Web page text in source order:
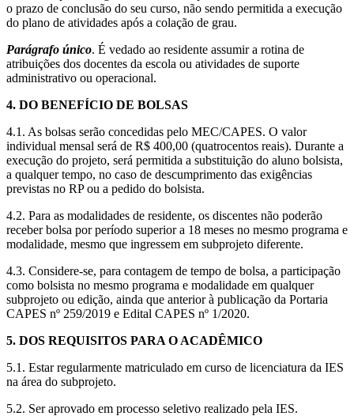
o prazo de conclusão do seu curso, não sendo permitida a execução
do plano de atividades após a colação de grau.
Parágrafo único. É vedado ao residente assumir a rotina de
atribuições dos docentes da escola ou atividades de suporte
administrativo ou operacional.
4. DO BENEFÍCIO DE BOLSAS
4.1. As bolsas serão concedidas pelo MEC/CAPES. O valor
individual mensal será de R$ 400,00 (quatrocentos reais). Durante a
execução do projeto, será permitida a substituição do aluno bolsista,
a qualquer tempo, no caso de descumprimento das exigências
previstas no RP ou a pedido do bolsista.
4.2. Para as modalidades de residente, os discentes não poderão
receber bolsa por período superior a 18 meses no mesmo programa e
modalidade, mesmo que ingressem em subprojeto diferente.
4.3. Considere-se, para contagem de tempo de bolsa, a participação
como bolsista no mesmo programa e modalidade em qualquer
subprojeto ou edição, ainda que anterior à publicação da Portaria
CAPES nº 259/2019 e Edital CAPES nº 1/2020.
5. DOS REQUISITOS PARA O ACADÊMICO
5.1. Estar regularmente matriculado em curso de licenciatura da IES
na área do subprojeto.
5.2. Ser aprovado em processo seletivo realizado pela IES.